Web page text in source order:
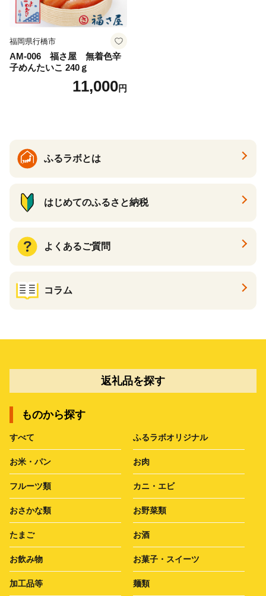
福岡県行橋市
AM-006 福さ屋 無着色辛
子めんたいこ 240ｇ
11,000円
ふるラボとは
はじめてのふるさと納税
よくあるご質問
コラム
返礼品を探す
ものから探す
すべて ふるラボオリジナル
お米・パン お肉
フルーツ類 カニ・エビ
おさかな類 お野菜類
たまご お酒
お飲み物 お菓子・スイーツ
加工品等 麺類